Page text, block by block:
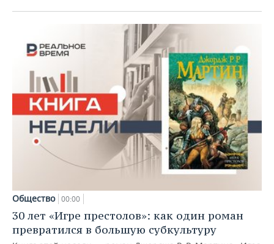
Общество 00:00
30 лет «Игре престолов»: как один роман
превратился в большую субкультуру